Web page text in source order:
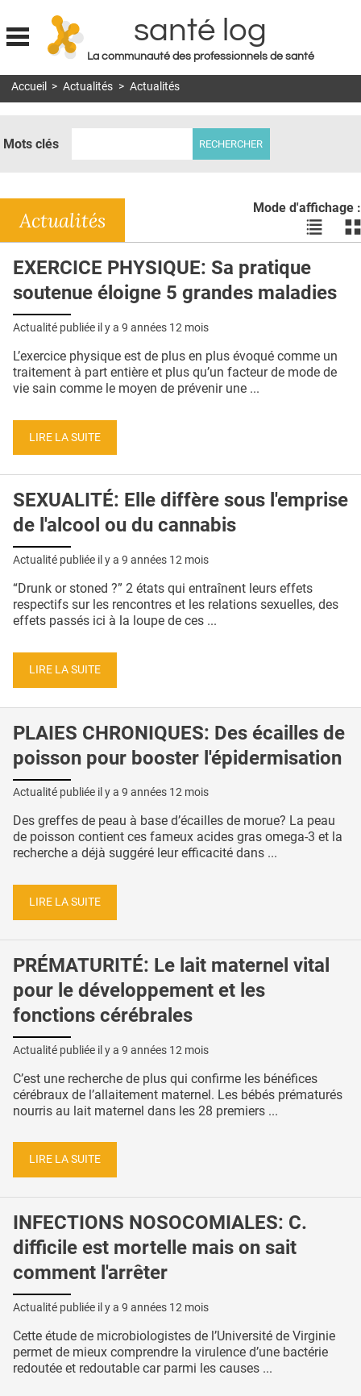
Jump to navigation
santé log
La communauté des professionnels de santé
MON COMPTE
DOSSIERS
RÉSEAUX
E-REVUE SAD
QUI SOMMES-NOUS ?
CONDITIONS GÉNÉRALES
CRÉDITS
Accueil > Actualités > Actualités
Mots clés
Mode d'affichage :
Voir
les
en
liste
les
Actualités
EXERCICE PHYSIQUE: Sa pratique
soutenue éloigne 5 grandes maladies
Actualité publiée il y a 9 années 12 mois
L’exercice physique est de plus en plus évoqué comme un
traitement à part entière et plus qu’un facteur de mode de
vie sain comme le moyen de prévenir une ...
LIRE LA SUITE
SEXUALITÉ: Elle diffère sous l'emprise
de l'alcool ou du cannabis
Actualité publiée il y a 9 années 12 mois
“Drunk or stoned ?” 2 états qui entraînent leurs effets
respectifs sur les rencontres et les relations sexuelles, des
effets passés ici à la loupe de ces ...
LIRE LA SUITE
PLAIES CHRONIQUES: Des écailles de
poisson pour booster l'épidermisation
Actualité publiée il y a 9 années 12 mois
Des greffes de peau à base d’écailles de morue? La peau
de poisson contient ces fameux acides gras omega-3 et la
recherche a déjà suggéré leur efficacité dans ...
LIRE LA SUITE
PRÉMATURITÉ: Le lait maternel vital
pour le développement et les
fonctions cérébrales
Actualité publiée il y a 9 années 12 mois
C’est une recherche de plus qui confirme les bénéfices
cérébraux de l’allaitement maternel. Les bébés prématurés
nourris au lait maternel dans les 28 premiers ...
LIRE LA SUITE
INFECTIONS NOSOCOMIALES: C.
difficile est mortelle mais on sait
comment l'arrêter
Actualité publiée il y a 9 années 12 mois
Cette étude de microbiologistes de l’Université de Virginie
permet de mieux comprendre la virulence d’une bactérie
redoutée et redoutable car parmi les causes ...